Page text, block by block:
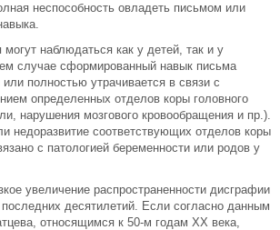
неспособность овладеть письмом или
наблюдаться как у детей, так и у
случае сформированный навык письма
полностью утрачивается в связи с
определенных отделов коры головного
нарушения мозгового кровообращения и пр.).
недоразвитие соответствующих отделов коры
с патологией беременности или родов у
увеличение распространенности дисграфии
десятилетий. Если согласно данным
относящимся к 50-м годам XX века,